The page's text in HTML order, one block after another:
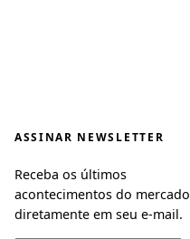
ASSINAR NEWSLETTER
Receba os últimos
acontecimentos do mercado
diretamente em seu e-mail.